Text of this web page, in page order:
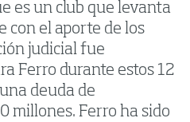
es un club que levanta
con el aporte de los
judicial fue
Ferro durante estos 12
deuda de
millones. Ferro ha sido